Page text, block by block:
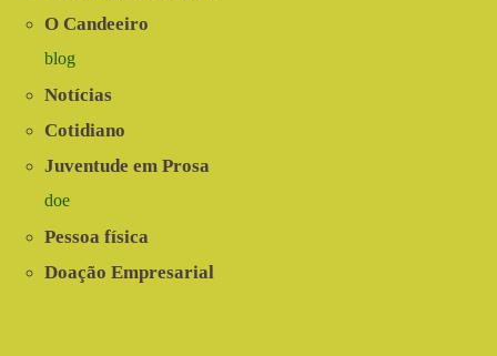
O Candeeiro
blog
Notícias
Cotidiano
Juventude em Prosa
doe
Pessoa física
Doação Empresarial